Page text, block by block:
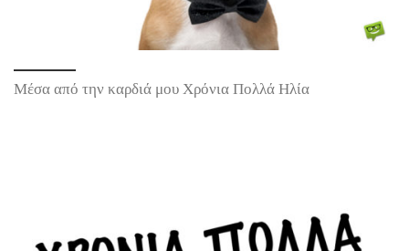
Μέσα από την καρδιά μου Χρόνια Πολλά Ηλία